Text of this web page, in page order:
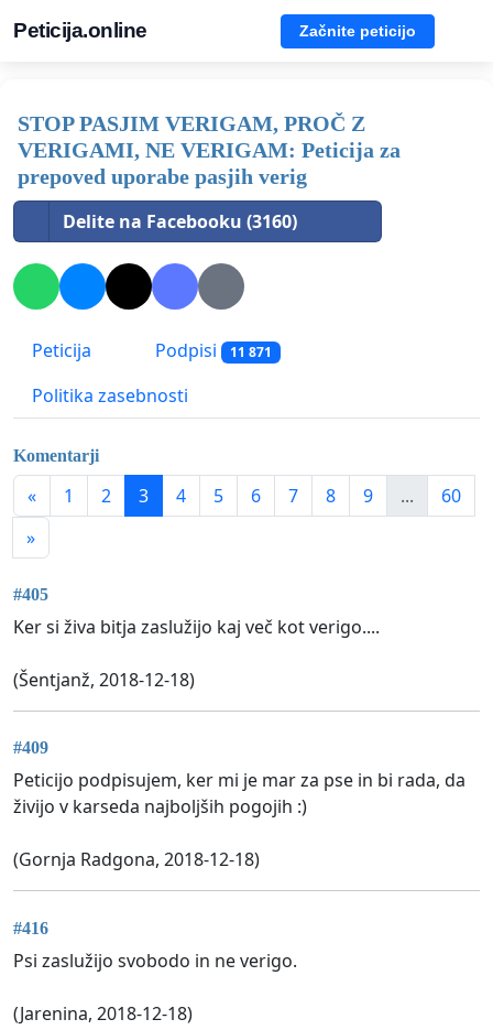
Peticija.online Začnite peticijo
STOP PASJIM VERIGAM, PROČ Z
VERIGAMI, NE VERIGAM: Peticija za
prepoved uporabe pasjih verig
Delite na Facebooku (3160)
Peticija Podpisi 11 871
Politika zasebnosti
Komentarji
« 1 2 3 4 5 6 7 8 9 ...
60
»
#405
Ker si živa bitja zaslužijo kaj več kot verigo....
(Šentjanž, 2018-12-18)
#409
Peticijo podpisujem, ker mi je mar za pse in bi rada, da
živijo v karseda najboljših pogojih :)
(Gornja Radgona, 2018-12-18)
#416
Psi zaslužijo svobodo in ne verigo.
(Jarenina, 2018-12-18)